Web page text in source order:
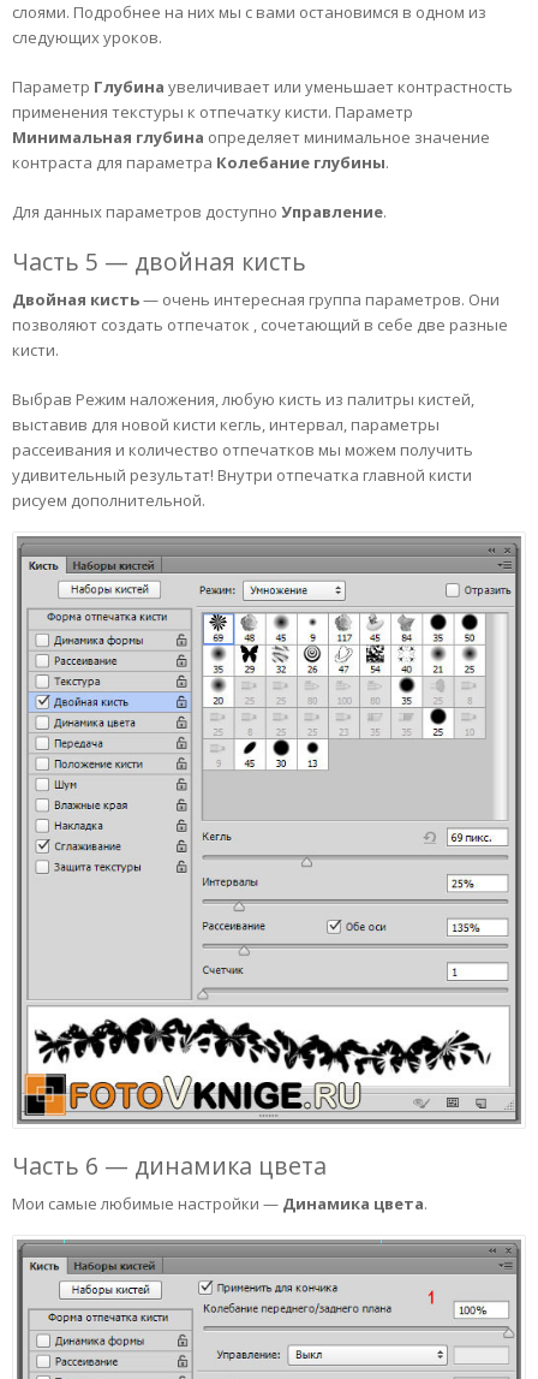
слоями. Подробнее на них мы с вами остановимся в одном из
следующих уроков.
Параметр Глубина увеличивает или уменьшает контрастность
применения текстуры к отпечатку кисти. Параметр
Минимальная глубина определяет минимальное значение
контраста для параметра Колебание глубины.
Для данных параметров доступно Управление.
Часть 5 — двойная кисть
Двойная кисть— очень интересная группа параметров. Они
позволяют создать отпечаток , сочетающий в себе две разные
кисти.
Выбрав Режим наложения, любую кисть из палитры кистей,
выставив для новой кисти кегль, интервал, параметры
рассеивания и количество отпечатков мы можем получить
удивительный результат! Внутри отпечатка главной кисти
рисуем дополнительной.
Часть 6 — динамика цвета
Мои самые любимые настройки — Динамика цвета.